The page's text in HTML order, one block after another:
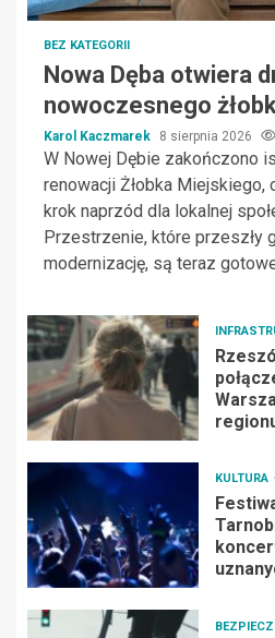
BEZ KATEGORII
Nowa Dęba otwiera
nowoczesnego
Karol Kaczmarek 8 sierpnia 2026
W Nowej Dębie zakończono
renowacji Żłobka Miejskiego,
krok naprzód dla lokalnej
Przestrzenie, które przeszły
modernizację, są teraz
KULTURA